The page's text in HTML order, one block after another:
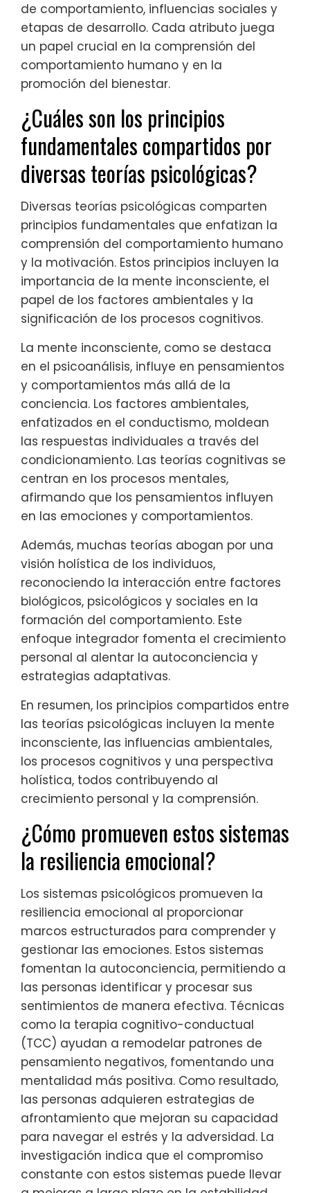
de comportamiento, influencias sociales y
etapas de desarrollo. Cada atributo juega
un papel crucial en la comprensión del
comportamiento humano y en la
promoción del bienestar.
¿Cuáles son los principios
fundamentales compartidos por
diversas teorías psicológicas?
Diversas teorías psicológicas comparten
principios fundamentales que enfatizan la
comprensión del comportamiento humano
y la motivación. Estos principios incluyen la
importancia de la mente inconsciente, el
papel de los factores ambientales y la
significación de los procesos cognitivos.
La mente inconsciente, como se destaca
en el psicoanálisis, influye en pensamientos
y comportamientos más allá de la
conciencia. Los factores ambientales,
enfatizados en el conductismo, moldean
las respuestas individuales a través del
condicionamiento. Las teorías cognitivas se
centran en los procesos mentales,
afirmando que los pensamientos influyen
en las emociones y comportamientos.
Además, muchas teorías abogan por una
visión holística de los individuos,
reconociendo la interacción entre factores
biológicos, psicológicos y sociales en la
formación del comportamiento. Este
enfoque integrador fomenta el crecimiento
personal al alentar la autoconciencia y
estrategias adaptativas.
En resumen, los principios compartidos entre
las teorías psicológicas incluyen la mente
inconsciente, las influencias ambientales,
los procesos cognitivos y una perspectiva
holística, todos contribuyendo al
crecimiento personal y la comprensión.
¿Cómo promueven estos sistemas
la resiliencia emocional?
Los sistemas psicológicos promueven la
resiliencia emocional al proporcionar
marcos estructurados para comprender y
gestionar las emociones. Estos sistemas
fomentan la autoconciencia, permitiendo a
las personas identificar y procesar sus
sentimientos de manera efectiva. Técnicas
como la terapia cognitivo-conductual
(TCC) ayudan a remodelar patrones de
pensamiento negativos, fomentando una
mentalidad más positiva. Como resultado,
las personas adquieren estrategias de
afrontamiento que mejoran su capacidad
para navegar el estrés y la adversidad. La
investigación indica que el compromiso
constante con estos sistemas puede llevar